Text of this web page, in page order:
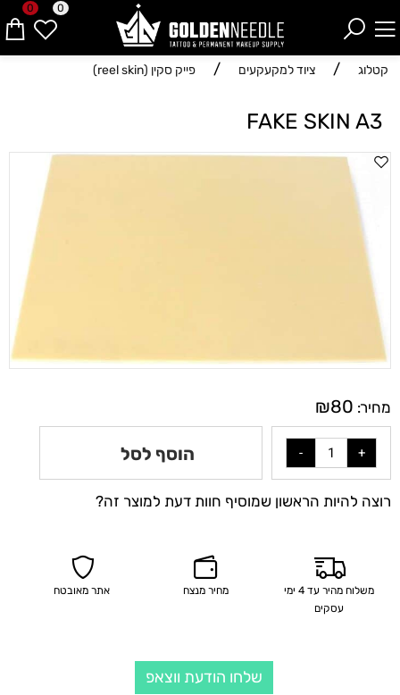
0 0
קטלוג / ציוד למקעקעים / פייק סקין (reel skin)
FAKE SKIN A3
מחיר: ₪80
הוסף לסל
רוצה להיות הראשון שמוסיף חוות דעת למוצר זה?
משלוח מהיר עד 4 ימי
עסקים
מחיר מנצח אתר מאובטח
שלחו הודעת ווצאפ